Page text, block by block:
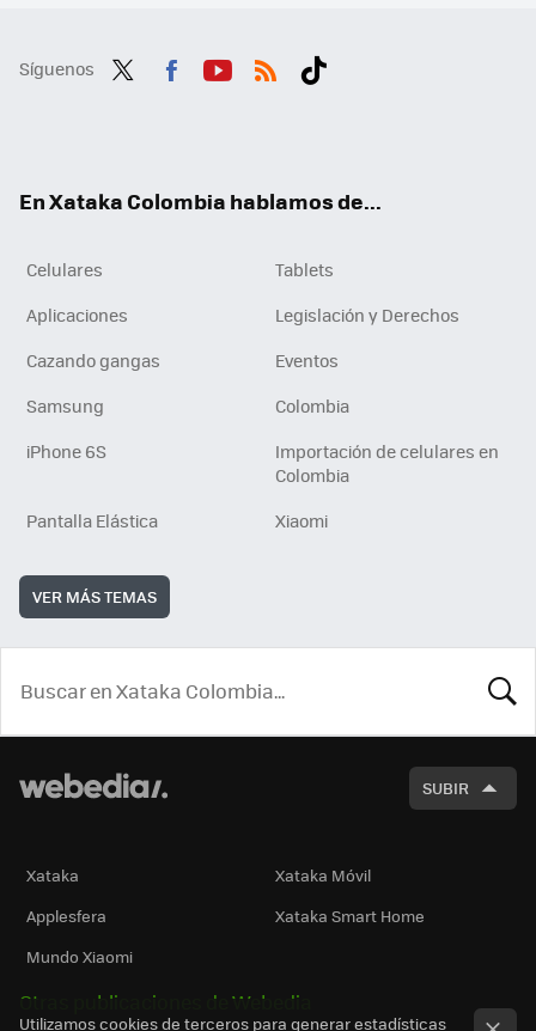
Síguenos
En Xataka Colombia hablamos de...
Celulares
Tablets
Aplicaciones
Legislación y Derechos
Cazando gangas
Eventos
Samsung
Colombia
iPhone 6S
Importación de celulares en
Colombia
Pantalla Elástica
Xiaomi
VER MÁS TEMAS
SUBIR
Xataka
Xataka Móvil
Applesfera
Xataka Smart Home
Mundo Xiaomi
Otras publicaciones de Webedia
Utilizamos cookies de terceros para generar estadísticas